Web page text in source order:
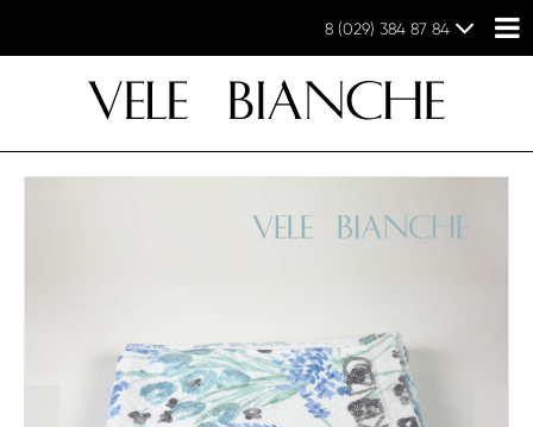
8 (029) 384 87 84